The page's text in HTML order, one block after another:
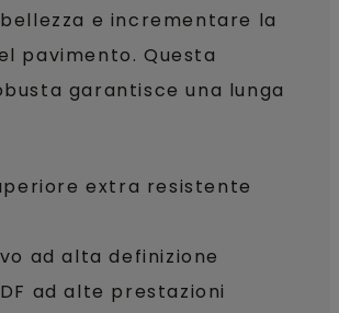
e incrementare la
pavimento. Questa
garantisce una lunga
extra resistente
ad alta definizione
ad alte prestazioni